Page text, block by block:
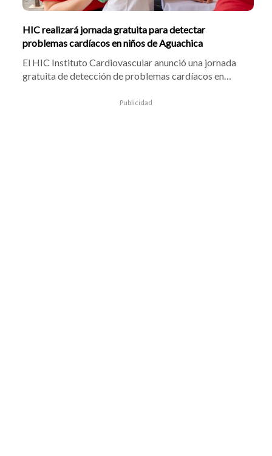
HIC realizará jornada gratuita para detectar
problemas cardíacos en niños de Aguachica
El HIC Instituto Cardiovascular anunció una jornada
gratuita de detección de problemas cardíacos en
iniciativa busca valorar a 150 niños y adolescentes con
Publicidad